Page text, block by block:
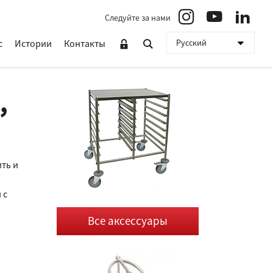
Следуйте за нами
Истории Контакты
и
с
Все аксессуары